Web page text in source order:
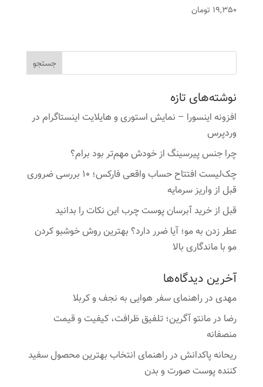
19,350 تومان
نوشته‌های تازه
افزونه اینسورا – نمایش استوری و هایلایت اینستاگرام در
وردپرس
چرا جنس پیرسینگ از خودش مهم‌تر بود برام؟
چک‌لیست افتتاح حساب واقعی فارکس؛ ۱۰ بررسی ضروری
قبل از واریز سرمایه
قبل از خرید آبرسان پوست چرب این نکات را بدانید
عطر زدن به مو؛ آیا ضرر دارد؟ بهترین روش خوشبو کردن
مو با ماندگاری بالا
آخرین دیدگاه‌ها
مهدیدرراهنمای سفر هوایی به نجف و کربلا
رضا درمانتو آگرین؛ تلفیق ظرافت، کیفیت و قیمت
منصفانه
ریحانه پاکدانشدرراهنمای انتخاب بهترین محصول سفید
کننده پوست صورت و بدن